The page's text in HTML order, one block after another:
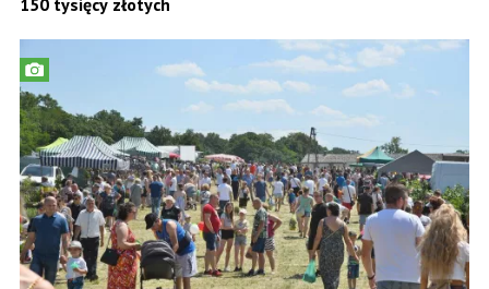
150 tysięcy złotych